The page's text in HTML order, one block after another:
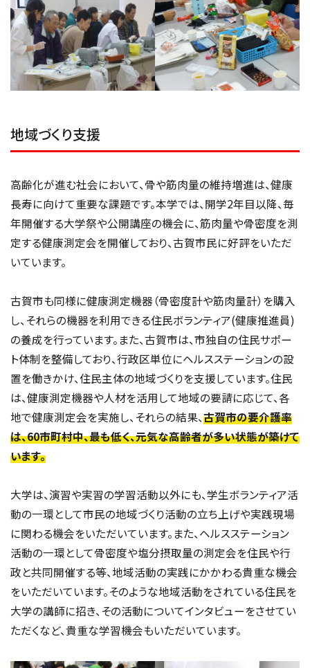
地域づくり支援
高齢化が進む社会において、骨や筋肉量の維持増進は、健康
長寿に向けて重要な課題です。本学では、開学2年目以降、毎
年開催する大学祭や公開講座の機会に、筋肉量や骨密度を測
定する健康測定会を開催しており、古賀市民に好評をいただ
いています。
古賀市も同様に健康測定機器（骨密度計や筋肉量計）を購入
し、それらの機器を利用できる住民ボランティア(健康推進員)
の養成を行っています。また、古賀市は、市独自の住民サポー
ト体制を整備しており、行政区単位にヘルスステーションの設
置を働きかけ、住民主体の地域づくりを支援しています。住民
は、健康測定機器や人材を活用して地域の要請に応じて、各
地で健康測定会を実施し、それらの結果、古賀市の要介護率
は、60市町村中、最も低く、元気な高齢者が多い状態が築けて
います。
大学は、演習や実習の学習活動以外にも、学生ボランティア活
動の一環として市民の地域づくり活動の立ち上げや実践現場
に関わる機会をいただいています。また、ヘルスステーション
活動の一環として骨密度や塩分摂取量の測定会を住民や行
政と共同開催する等、地域活動の実践にかかわる貴重な機会
をいただいています。そのような地域活動をされている住民を
大学の講師に招き、その活動についてインタビューをさせてい
ただくなど、貴重な学習機会もいただいています。